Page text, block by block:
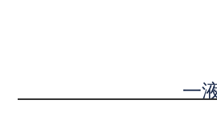
一